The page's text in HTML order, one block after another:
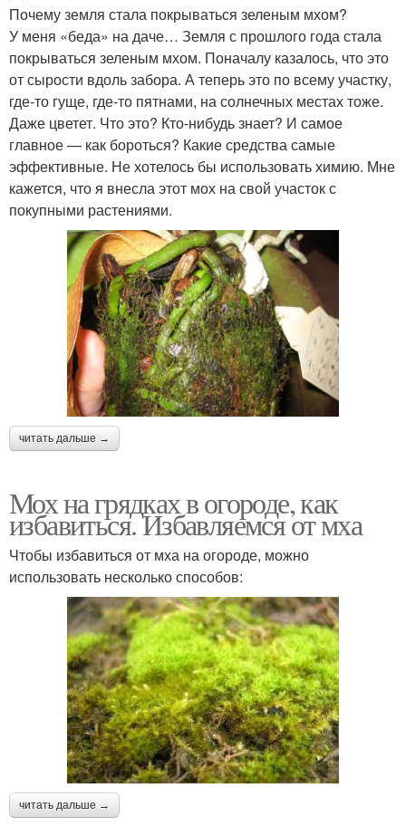
Почему земля стала покрываться зеленым мхом?
У меня «беда» на даче… Земля с прошлого года стала
покрываться зеленым мхом. Поначалу казалось, что это
от сырости вдоль забора. А теперь это по всему участку,
где-то гуще, где-то пятнами, на солнечных местах тоже.
Даже цветет. Что это? Кто-нибудь знает? И самое
главное — как бороться? Какие средства самые
эффективные. Не хотелось бы использовать химию. Мне
кажется, что я внесла этот мох на свой участок с
покупными растениями.
читать дальше →
Мох на грядках в огороде, как
избавиться. Избавляемся от мха
Чтобы избавиться от мха на огороде, можно
использовать несколько способов:
читать дальше →